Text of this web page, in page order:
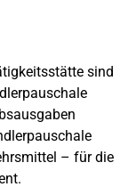
sind
– für die